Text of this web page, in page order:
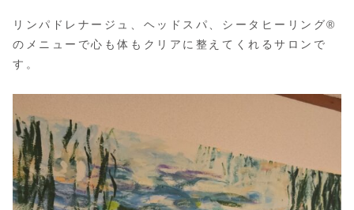
リンパドレナージュ、ヘッドスパ、シータヒーリング®
のメニューで心も体もクリアに整えてくれるサロンで
す。